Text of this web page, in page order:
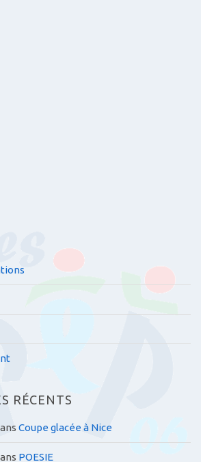
RÉCENTS
Coupe glacée à Nice
POESIE